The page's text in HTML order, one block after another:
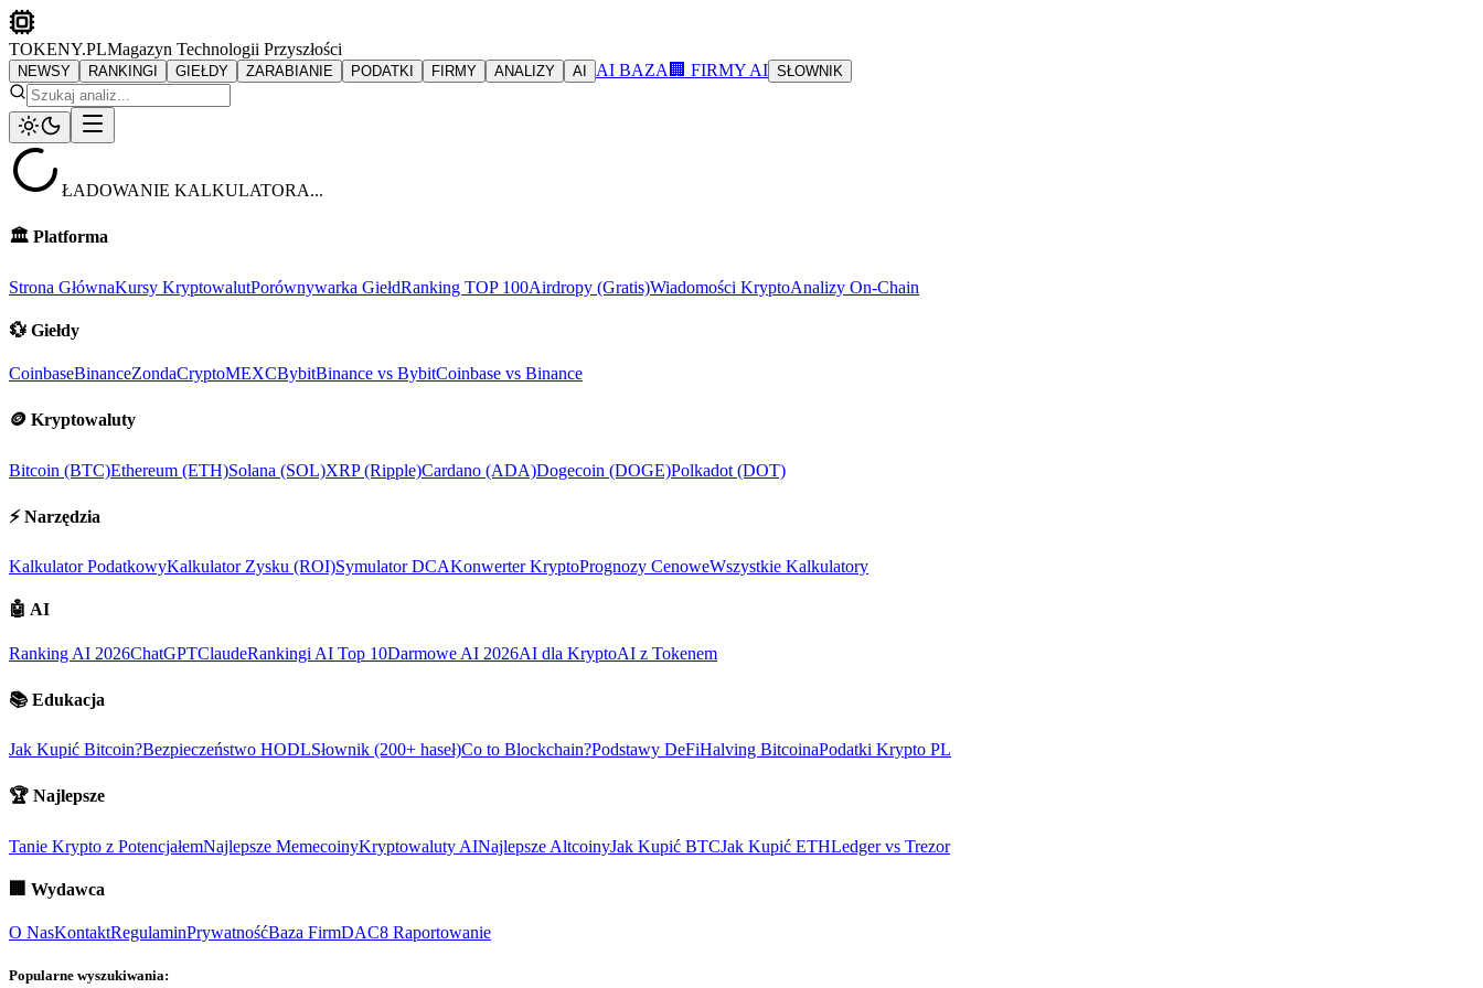
TOKENY.PLMagazyn Technologii Przyszłości
NEWSY RANKINGI GIEŁDY ZARABIANIE PODATKI FIRMY ANALIZY AI AI BAZA 🏢 FIRMY AI SŁOWNIK
ŁADOWANIE KALKULATORA...
🏛️ Platforma
Strona GłównaKursy KryptowalutPorównywarka GiełdRanking TOP 100Airdropy (Gratis)Wiadomości KryptoAnalizy On-Chain
💱 Giełdy
CoinbaseBinanceZondaCryptoMEXCBybitBinance vs BybitCoinbase vs Binance
🪙 Kryptowaluty
Bitcoin (BTC)Ethereum (ETH)Solana (SOL)XRP (Ripple)Cardano (ADA)Dogecoin (DOGE)Polkadot (DOT)
⚡ Narzędzia
Kalkulator PodatkowyKalkulator Zysku (ROI)Symulator DCAKonwerter KryptoPrognozy CenoweWszystkie Kalkulatory
🤖 AI
Ranking AI 2026ChatGPTClaudeRankingi AI Top 10Darmowe AI 2026AI dla KryptoAI z Tokenem
📚 Edukacja
Jak Kupić Bitcoin?Bezpieczeństwo HODLSłownik (200+ haseł)Co to Blockchain?Podstawy DeFiHalving BitcoinaPodatki Krypto PL
🏆 Najlepsze
Tanie Krypto z PotencjałemNajlepsze MemecoinyKryptowaluty AINajlepsze AltcoinyJak Kupić BTCJak Kupić ETHLedger vs Trezor
🏢 Wydawca
O NasKontaktRegulaminPrywatnośćBaza FirmDAC8 Raportowanie
Popularne wyszukiwania: